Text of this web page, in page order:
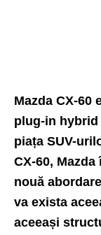
Mazda CX-60
plug-in hybrid
piața SUV-
CX-60,
nouă
va exista
aceeași